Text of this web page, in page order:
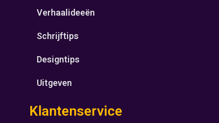
Verhaalideeën
Schrijftips
Designtips
Uitgeven
Klantenservice